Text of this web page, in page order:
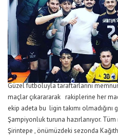
Güzel futboluyla taraftarlarını
maçlar çıkarararak rakiplerine her
ekip adeta bu ligin takımı olmadığını
Şampiyonluk turuna hazırlanıyor.
Şirintepe , önümüzdeki sezonda